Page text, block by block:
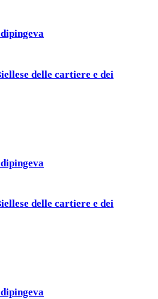
delle cartiere e dei
delle cartiere e dei